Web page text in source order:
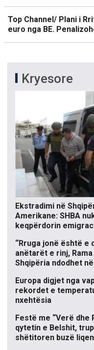
Top Channel/ Plani i
euro nga BE.
Kryesore
Ekstradimi në
Amerikane: SHBA
keqpërdorin
“Rruga jonë është e
anëtarët e rinj,
Shqipëria ndodhet
Europa digjet nga
rekordet e
nxehtësia
Festë me “Verë dhe
qytetin e Belshit,
shëtitoren buzë